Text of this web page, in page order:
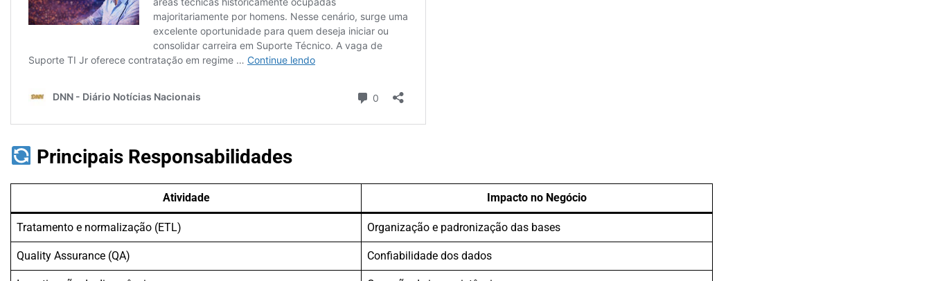
Principais Responsabilidades
Atividade Impacto no Negócio
Tratamento e normalização (ETL) Organização e padronização das bases
Quality Assurance (QA) Confiabilidade dos dados